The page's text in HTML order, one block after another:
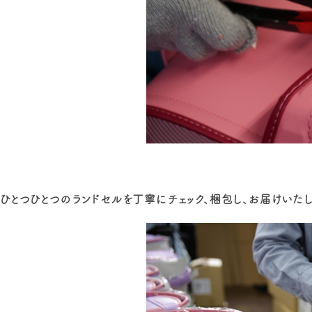
ひとつひとつのランドセルを丁寧にチェック、梱包し、お届けいたし